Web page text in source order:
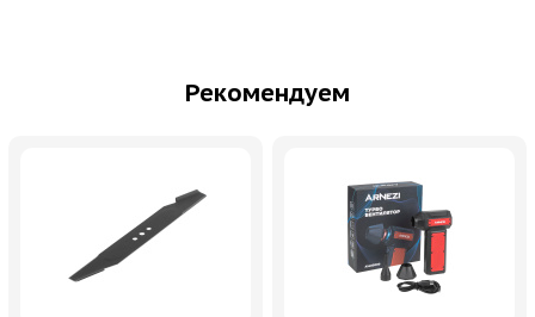
Рекомендуем